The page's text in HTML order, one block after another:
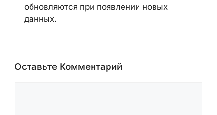
обновляются при появлении новых
данных.
Оставьте Комментарий